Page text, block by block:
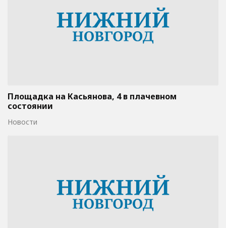
Площадка на Касьянова, 4 в плачевном
состоянии
Новости